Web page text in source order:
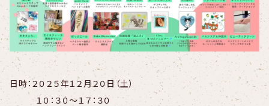
日時：２０２５年１２月２０日（土）
１０：３０～１７：３０